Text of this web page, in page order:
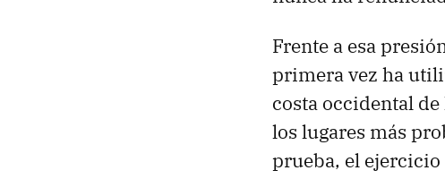
Frente a esa
primera vez ha
costa occidental
los lugares más
prueba, el